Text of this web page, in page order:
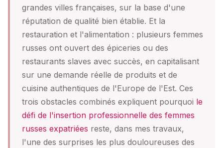
grandes villes françaises, sur la base d'une
réputation de qualité bien établie. Et la
restauration et l'alimentation : plusieurs femmes
russes ont ouvert des épiceries ou des
restaurants slaves avec succès, en capitalisant
sur une demande réelle de produits et de
cuisine authentiques de l'Europe de l'Est. Ces
trois obstacles combinés expliquent pourquoi le
défi de l'insertion professionnelle des femmes
russes expatriées reste, dans mes travaux,
l'une des surprises les plus douloureuses des